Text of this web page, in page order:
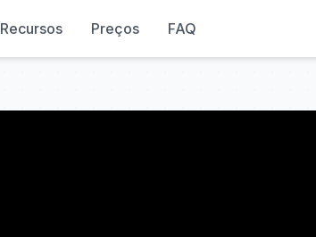
Recursos Preços FAQ